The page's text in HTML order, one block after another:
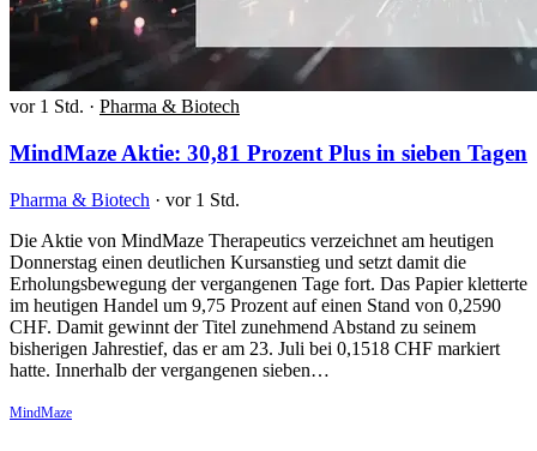
vor 1 Std. · Pharma & Biotech
MindMaze Aktie: 30,81 Prozent Plus in sieben Tagen
Pharma & Biotech · vor 1 Std.
Die Aktie von MindMaze Therapeutics verzeichnet am heutigen
Donnerstag einen deutlichen Kursanstieg und setzt damit die
Erholungsbewegung der vergangenen Tage fort. Das Papier kletterte
im heutigen Handel um 9,75 Prozent auf einen Stand von 0,2590
CHF. Damit gewinnt der Titel zunehmend Abstand zu seinem
bisherigen Jahrestief, das er am 23. Juli bei 0,1518 CHF markiert
hatte. Innerhalb der vergangenen sieben…
MindMaze